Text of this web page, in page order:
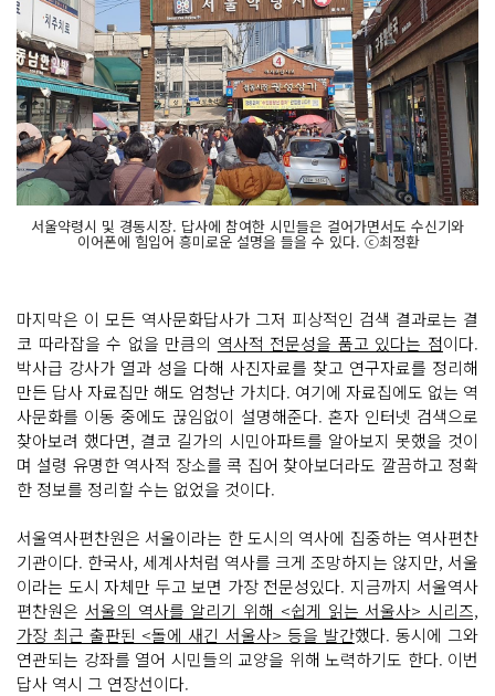
서울약령시 및 경동시장. 답사에 참여한 시민들은 걸어가면서도 수신기와
이어폰에 힘입어 흥미로운 설명을 들을 수 있다. ⓒ최정환
마지막은 이 모든 역사문화답사가 그저 피상적인 검색 결과로는 결
코 따라잡을 수 없을 만큼의 역사적 전문성을 품고 있다는 점이다.
박사급 강사가 열과 성을 다해 사진자료를 찾고 연구자료를 정리해
만든 답사 자료집만 해도 엄청난 가치다. 여기에 자료집에도 없는 역
사문화를 이동 중에도 끊임없이 설명해준다. 혼자 인터넷 검색으로
찾아보려 했다면, 결코 길가의 시민아파트를 알아보지 못했을 것이
며 설령 유명한 역사적 장소를 콕 집어 찾아보더라도 깔끔하고 정확
한 정보를 정리할 수는 없었을 것이다.
서울역사편찬원은 서울이라는 한 도시의 역사에 집중하는 역사편찬
기관이다. 한국사, 세계사처럼 역사를 크게 조망하지는 않지만, 서울
이라는 도시 자체만 두고 보면 가장 전문성있다. 지금까지 서울역사
편찬원은 서울의 역사를 알리기 위해 <쉽게 읽는 서울사> 시리즈,
가장 최근 출판된 <돌에 새긴 서울사> 등을 발간했다. 동시에 그와
연관되는 강좌를 열어 시민들의 교양을 위해 노력하기도 한다. 이번
답사 역시 그 연장선이다.